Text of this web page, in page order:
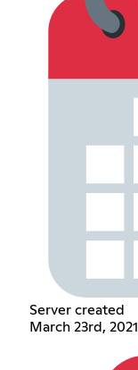
Server created
March 23rd, 2021